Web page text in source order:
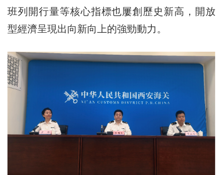
班列開行量等核心指標也屢創歷史新高，開放
型經濟呈現出向新向上的強勁動力。